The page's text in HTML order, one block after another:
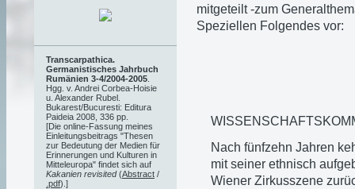
mitgeteilt -zum
Speziellen Folgendes vor:
Nach fünfzehn Jahren
mit seiner ethnisch
Wiener Zirkusszene
Transcarpathica.
Germanistisches Jahrbuch
Rumänien 3-4/2004-2005
Hgg. v. Andrei Corbea-Hoisie
u. Alexander Rubel.
Bukarest/Bucuresti: Editura
Paideia 2008, 336 pp.
[Die online-Fassung meines
Einleitungsbeitrags "Thesen
zur Bedeutung der Medien für
Erinnerungen und Kulturen in
Mitteleuropa" findet sich auf
Kakanien revisited(Abstract /
.pdf).]